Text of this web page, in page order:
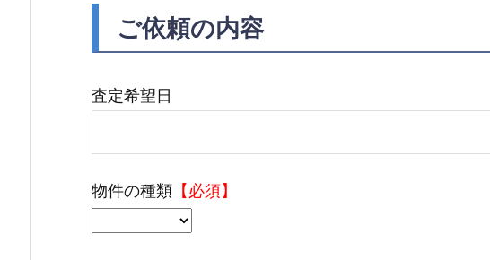
ご依頼の内容
査定希望日
物件の種類 【必須】